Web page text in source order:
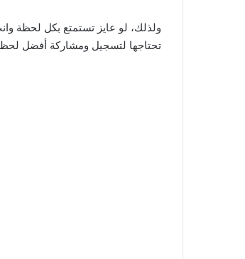
ولذلك، لو عايز تستمتع بكل لحظة
تحتاجها لتسجيل ومشاركة أفضل